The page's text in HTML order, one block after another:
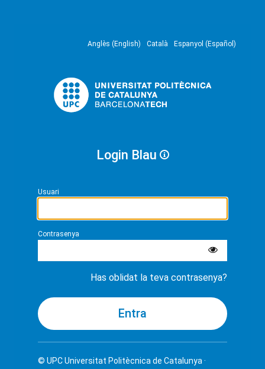
Anglès (English) Català Espanyol (Español)
Login Blau
Usuari
Contrasenya
Has oblidat la teva contrasenya?
© UPCUniversitat Politècnica de Catalunya ·